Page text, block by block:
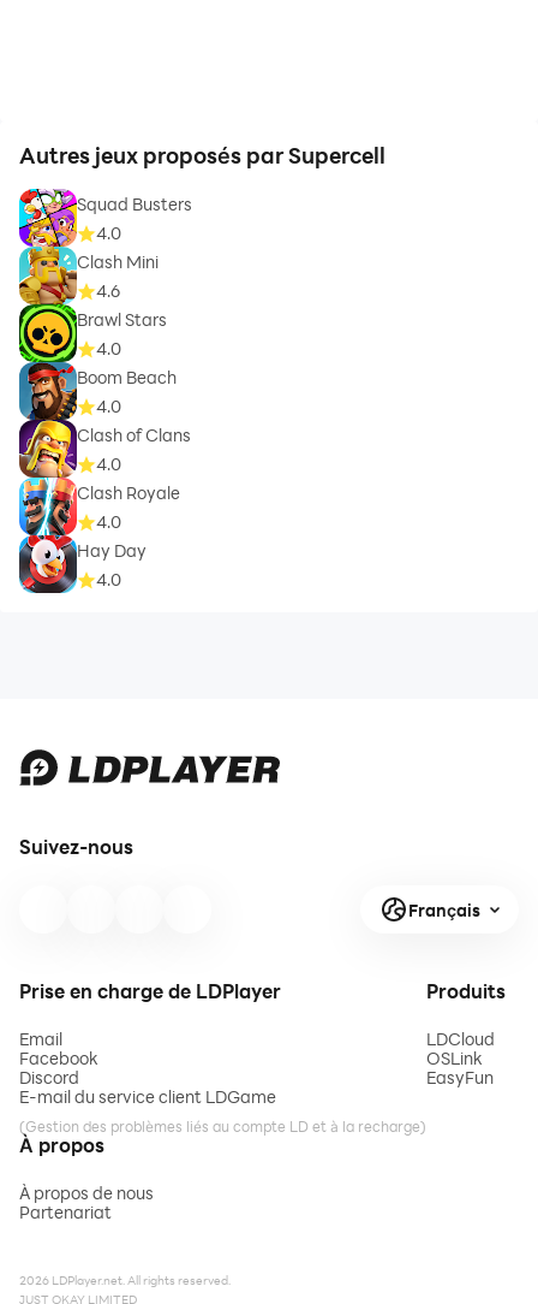
Autres jeux proposés par Supercell
Squad Busters
4.0
Clash Mini
4.6
Brawl Stars
4.0
Boom Beach
4.0
Clash of Clans
4.0
Clash Royale
4.0
Hay Day
4.0
Suivez-nous
Français
Prise en charge de LDPlayer
Email
Facebook
Discord
E-mail du service client LDGame
(Gestion des problèmes liés au compte LD et à la recharge)
Produits
LDCloud
OSLink
EasyFun
À propos
À propos de nous
Partenariat
2026 LDPlayer.net. All rights reserved.
JUST OKAY LIMITED